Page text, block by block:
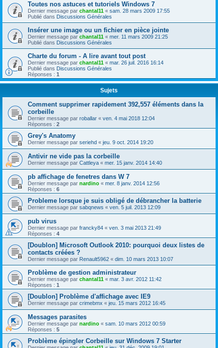
Toutes nos astuces et tutoriels Windows 7
Dernier message par chantal11 « sam. 28 mars 2009 17:55
Publié dans Discussions Générales
Insérer une image ou un fichier en pièce jointe
Dernier message par chantal11 « mer. 11 mars 2009 21:25
Publié dans Discussions Générales
Charte du forum - A lire avant tout post
Dernier message par chantal11 « mar. 26 juil. 2016 16:14
Publié dans Discussions Générales
Réponses : 1
Sujets
Comment supprimer rapidement 392,557 éléments dans la
corbeille
Dernier message par roballar « ven. 4 mai 2018 12:04
Réponses : 2
Grey's Anatomy
Dernier message par seriehd « jeu. 9 oct. 2014 19:20
Antivir ne vide pas la corbeille
Dernier message par Cattleya « mer. 15 janv. 2014 14:40
pb affichage de fenetres dans W 7
Dernier message par nardino « mer. 8 janv. 2014 12:56
Réponses : 6
Probleme lorsque je suis obligé de débrancher la batterie
Dernier message par sabqnews « ven. 5 juil. 2013 12:09
pub virus
Dernier message par francky84 « ven. 3 mai 2013 21:49
Réponses : 4
[Doublon] Microsoft Outlook 2010: pourquoi deux listes de
contacts créées ?
Dernier message par Renault5962 « dim. 10 mars 2013 10:07
Problème de gestion administrateur
Dernier message par chantal11 « mar. 3 avr. 2012 11:42
Réponses : 1
[Doublon] Problème d'affichage avec IE9
Dernier message par crimebmx « jeu. 15 mars 2012 16:45
Messages parasites
Dernier message par nardino « sam. 10 mars 2012 00:59
Réponses : 5
Problème épingler Corbeille sur Windows 7 Starter